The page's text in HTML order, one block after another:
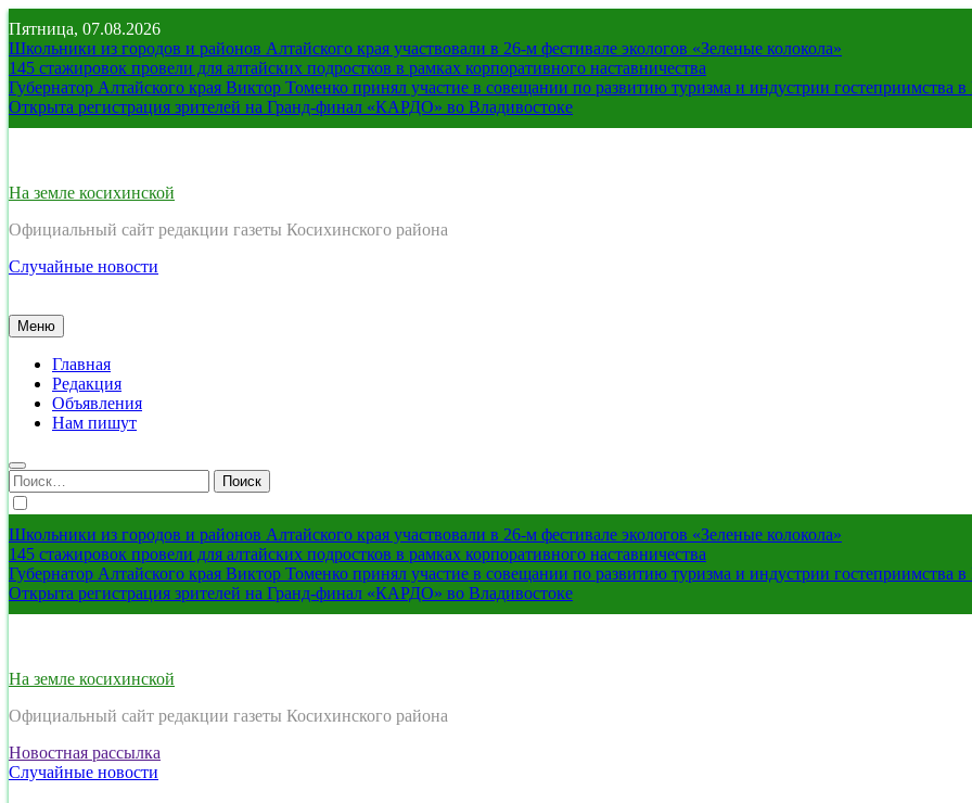
Перейти
к
содержимому
Пятница, 07.08.2026
Школьники из городов и районов Алтайского края участвовали в 26-м фестивале экологов «Зеленые колокола»
145 стажировок провели для алтайских подростков в рамках корпоративного наставничества
Губернатор Алтайского края Виктор Томенко принял участие в совещании по развитию туризма и индустрии гостеприимства
Открыта регистрация зрителей на Гранд-финал «КАРДО» во Владивостоке
На земле косихинской
Официальный сайт редакции газеты Косихинского района
Случайные новости
Меню
Главная
Редакция
Объявления
Нам пишут
Найти:
Школьники из городов и районов Алтайского края участвовали в 26-м фестивале экологов «Зеленые колокола»
145 стажировок провели для алтайских подростков в рамках корпоративного наставничества
Губернатор Алтайского края Виктор Томенко принял участие в совещании по развитию туризма и индустрии гостеприимства
Открыта регистрация зрителей на Гранд-финал «КАРДО» во Владивостоке
На земле косихинской
Официальный сайт редакции газеты Косихинского района
Новостная рассылка
Случайные новости